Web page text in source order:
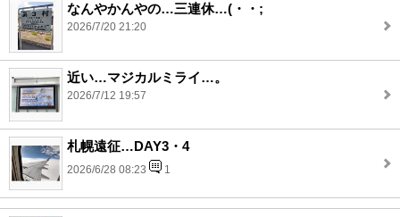
なんやかんやの…三連休…(・・;
2026/7/20 21:20
近い…マジカルミライ…。
2026/7/12 19:57
札幌遠征…DAY3・4
2026/6/28 08:23 1